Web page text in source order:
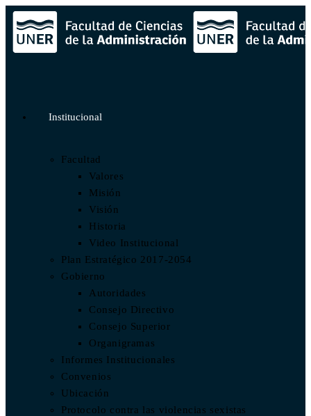
Institucional
Facultad
Valores
Misión
Visión
Historia
Video Institucional
Plan Estratégico 2017-2054
Gobierno
Autoridades
Consejo Directivo
Consejo Superior
Organigramas
Informes Institucionales
Convenios
Ubicación
Protocolo contra las violencias sexistas